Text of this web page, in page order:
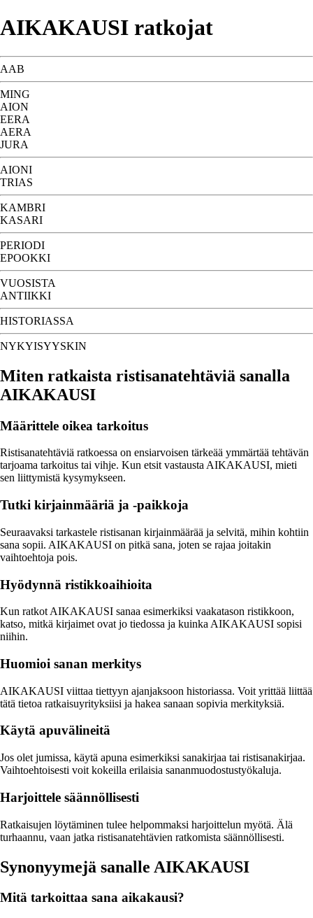
AIKAKAUSI ratkojat
AAB
MING
AION
EERA
AERA
JURA
AIONI
TRIAS
KAMBRI
KASARI
PERIODI
EPOOKKI
VUOSISTA
ANTIIKKI
HISTORIASSA
NYKYISYYSKIN
Miten ratkaista ristisanatehtäviä sanalla
AIKAKAUSI
Määrittele oikea tarkoitus
Ristisanatehtäviä ratkoessa on ensiarvoisen tärkeää ymmärtää tehtävän
tarjoama tarkoitus tai vihje. Kun etsit vastausta AIKAKAUSI, mieti
sen liittymistä kysymykseen.
Tutki kirjainmääriä ja -paikkoja
Seuraavaksi tarkastele ristisanan kirjainmäärää ja selvitä, mihin kohtiin
sana sopii. AIKAKAUSI on pitkä sana, joten se rajaa joitakin
vaihtoehtoja pois.
Hyödynnä ristikkoaihioita
Kun ratkot AIKAKAUSI sanaa esimerkiksi vaakatason ristikkoon,
katso, mitkä kirjaimet ovat jo tiedossa ja kuinka AIKAKAUSI sopisi
niihin.
Huomioi sanan merkitys
AIKAKAUSI viittaa tiettyyn ajanjaksoon historiassa. Voit yrittää liittää
tätä tietoa ratkaisuyrityksiisi ja hakea sanaan sopivia merkityksiä.
Käytä apuvälineitä
Jos olet jumissa, käytä apuna esimerkiksi sanakirjaa tai ristisanakirjaa.
Vaihtoehtoisesti voit kokeilla erilaisia sananmuodostustyökaluja.
Harjoittele säännöllisesti
Ratkaisujen löytäminen tulee helpommaksi harjoittelun myötä. Älä
turhaannu, vaan jatka ristisanatehtävien ratkomista säännöllisesti.
Synonyymejä sanalle AIKAKAUSI
Mitä tarkoittaa sana aikakausi?